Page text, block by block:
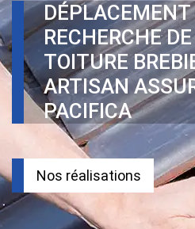
RECHERCHE
TOITURE
ARTISAN
PACIFICA
Nos réalisations